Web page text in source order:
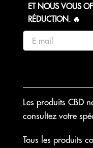
ET NOUS VOUS
RÉDUCTION. 🔥
Les produits CBD
consultez votre
Tous les produits